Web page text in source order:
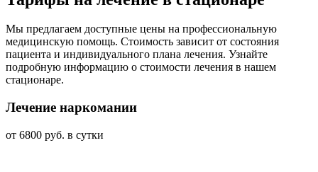
Мы предлагаем доступные цены на профессиональную
медицинскую помощь. Стоимость зависит от состояния
пациента и индивидуального плана лечения. Узнайте
подробную информацию о стоимости лечения в нашем
стационаре.
Лечение наркомании
от 6800 руб. в сутки